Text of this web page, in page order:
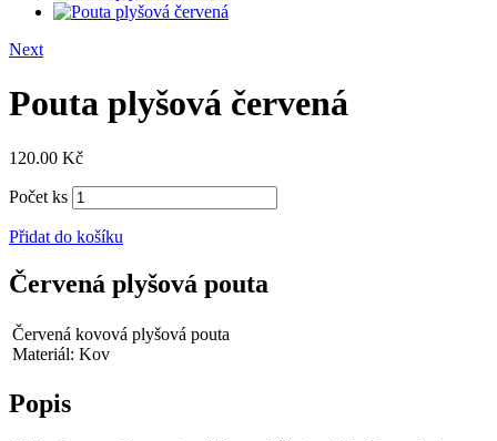
Next
Pouta plyšová červená
120.00 Kč
Počet ks
Přidat do košíku
Červená plyšová pouta
Červená kovová plyšová pouta
Materiál: Kov
Popis